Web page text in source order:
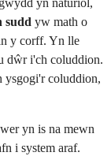
yn naturiol,
sudd yw math o
y corff. Yn lle
dŵr i'ch coluddion.
ysgogi'r coluddion,
yn is na mewn
i system araf.